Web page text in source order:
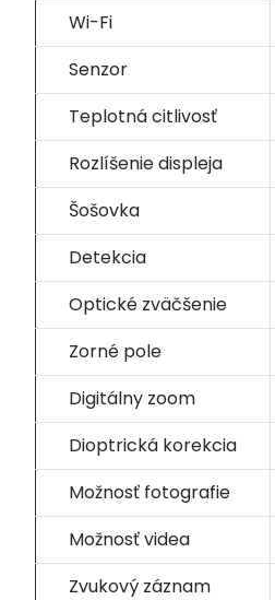
Wi-Fi
Senzor
Teplotná citlivosť
Rozlíšenie displeja
Šošovka
Detekcia
Optické zväčšenie
Zorné pole
Digitálny zoom
Dioptrická korekcia
Možnosť fotografie
Možnosť videa
Zvukový záznam